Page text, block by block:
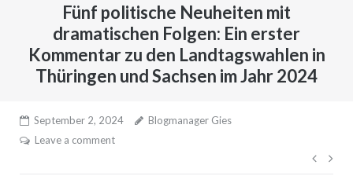
Fünf politische Neuheiten mit
dramatischen Folgen: Ein erster
Kommentar zu den Landtagswahlen in
Thüringen und Sachsen im Jahr 2024
September 2, 2024
Blogmanager Gies
Leave a comment